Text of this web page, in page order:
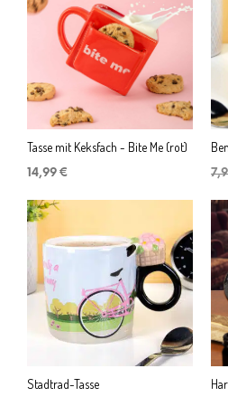
Tasse mit Keksfach - Bite Me (rot)
14,99 €
Stadtrad-Tasse